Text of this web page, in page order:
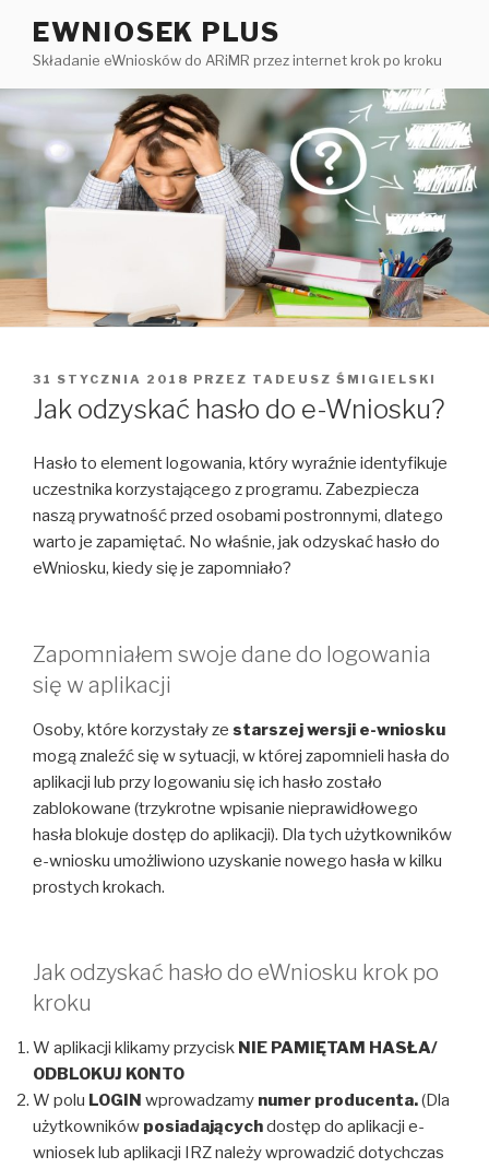
treści
EWNIOSEK PLUS
Składanie eWniosków do ARiMR przez internet krok po kroku
OPUBLIKOWANE
W
31 STYCZNIA 2018 PRZEZ TADEUSZ ŚMIGIELSKI
Jak odzyskać hasło do e-Wniosku?
Hasło to element logowania, który wyraźnie identyfikuje
uczestnika korzystającego z programu. Zabezpiecza
naszą prywatność przed osobami postronnymi, dlatego
warto je zapamiętać. No właśnie, jak odzyskać hasło do
eWniosku, kiedy się je zapomniało?
Zapomniałem swoje dane do logowania
się w aplikacji
Osoby, które korzystały ze starszej wersji e-wniosku
mogą znaleźć się w sytuacji, w której zapomnieli hasła do
aplikacji lub przy logowaniu się ich hasło zostało
zablokowane (trzykrotne wpisanie nieprawidłowego
hasła blokuje dostęp do aplikacji). Dla tych użytkowników
e-wniosku umożliwiono uzyskanie nowego hasła w kilku
prostych krokach.
Jak odzyskać hasło do eWniosku krok po
kroku
W aplikacji klikamy przycisk NIE PAMIĘTAM HASŁA/
ODBLOKUJ KONTO
W polu LOGIN wprowadzamy numer producenta.(Dla
użytkowników posiadającychdostęp do aplikacji e-
wniosek lub aplikacji IRZ należy wprowadzić dotychczas